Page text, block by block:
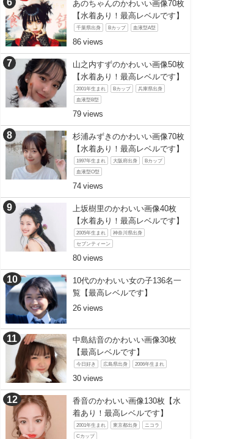
あのちゃんのかわいい画像70枚
【水着あり！最高レベルです】
千葉県出身 Bカップ 血液型A型
86
山之内すずのかわいい画像50枚
【水着あり！最高レベルです】
2001年生まれ Bカップ 兵庫県出身
血液型B型
79
杉浦みずきのかわいい画像70枚
【水着あり！最高レベルです】
1997年生まれ 大阪府出身 Bカップ
血液型O型
74
上坂樹里のかわいい画像40枚
【水着あり！最高レベルです】
2005年生まれ 神奈川県出身
セブンティーン
80
10代のかわいい女の子136名一
覧【最高レベルです】
26
中島結音のかわいい画像30枚
【最高レベルです】
今日好き 広島県出身 2006年生まれ
30
香音のかわいい画像130枚【水
着あり！最高レベルです】
2001年生まれ 東京都出身 ニコラ
Cカップ